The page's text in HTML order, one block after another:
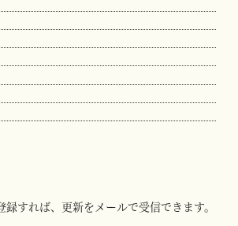
録すれば、更新をメールで受信できます。